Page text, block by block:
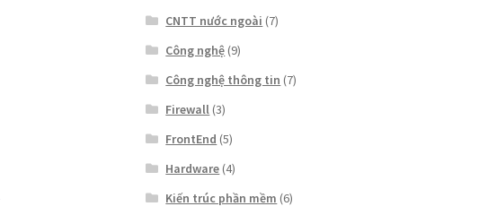
CNTT nước ngoài (7)
Công nghệ (9)
Công nghệ thông tin (7)
Firewall (3)
FrontEnd (5)
Hardware (4)
Kiến trúc phần mềm (6)